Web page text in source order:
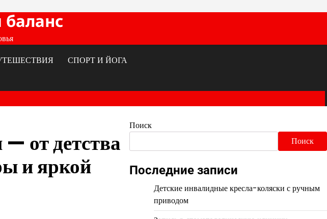
СПОРТ И ЙОГА
от детства
и яркой
Поиск
Поиск
Последние записи
Детские инвалидные кресла-коляски с ручным
приводом